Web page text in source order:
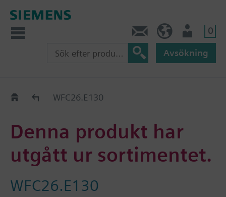
0
Avsökning
Old2NewWFC26.E130
Denna produkt har
utgått ur sortimentet.
WFC26.E130